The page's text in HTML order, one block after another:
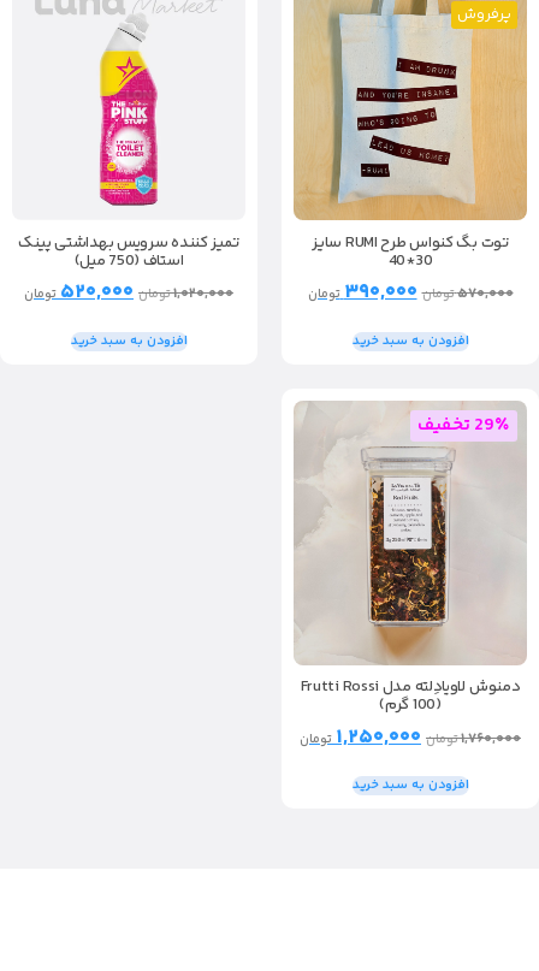
پرفروش
توت بگ کنواس طرح RUMI سایز
30*40
۵۷۰,۰۰۰تومان ۳۹۰,۰۰۰تومان
افزودن به سبد خرید
تمیز کننده سرویس بهداشتی پینک
استاف (750 میل)
۱,۰۲۰,۰۰۰تومان ۵۲۰,۰۰۰تومان
افزودن به سبد خرید
29٪ تخفیف
دمنوش لاویادِلته مدل Frutti Rossi
(100 گرم)
۱,۷۶۰,۰۰۰تومان ۱,۲۵۰,۰۰۰تومان
افزودن به سبد خرید